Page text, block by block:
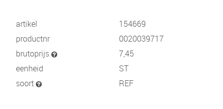
artikel
154669
productnr
0020039717
brutoprijs
7,45
eenheid
ST
soort
REF